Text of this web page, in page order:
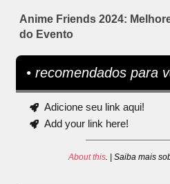
Anime Friends 2024:
do Evento
• recomendados para
Adicione seu link aqui!
Add your link here!
About this. | Saiba mais